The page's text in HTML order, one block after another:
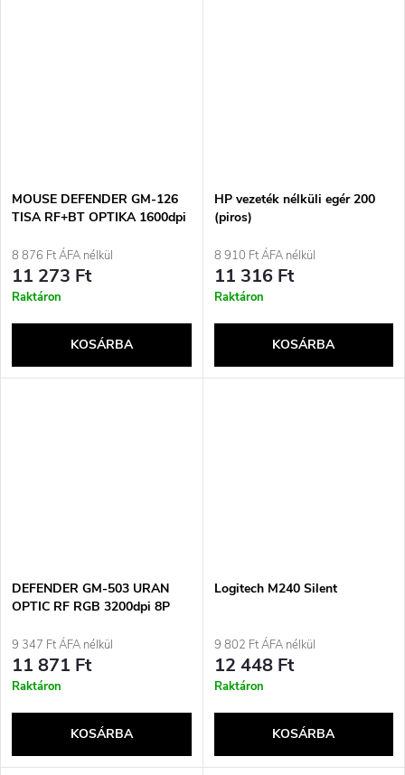
MOUSE DEFENDER GM-126
TISA RF+BT OPTIKA 1600dpi
8 876 Ft ÁFA nélkül
11 273 Ft
Raktáron
KOSÁRBA
HP vezeték nélküli egér 200
(piros)
8 910 Ft ÁFA nélkül
11 316 Ft
Raktáron
KOSÁRBA
DEFENDER GM-503 URAN
OPTIC RF RGB 3200dpi 8P
9 347 Ft ÁFA nélkül
11 871 Ft
Raktáron
KOSÁRBA
Logitech M240 Silent
9 802 Ft ÁFA nélkül
12 448 Ft
Raktáron
KOSÁRBA